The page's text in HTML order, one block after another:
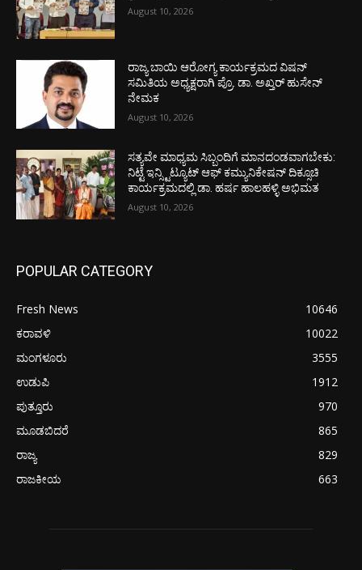
August 10, 2026
ರಾಜ್ಯ ಬಾಯಿ ಆರೋಗ್ಯ ಕಾರ್ಯಕ್ರಮದ ವಿಷನ್
ಸಮಿತಿಯ ಅಧ್ಯಕ್ಷರಾಗಿ ಪ್ರೊ. ಡಾ. ಅಖ್ತರ್ ಹುಸೇನ್
ನೇಮಕ
August 10, 2026
ಸತ್ಯವೇ ಮಾಧ್ಯಮ ಸಿಬ್ಬಂದಿಗೆ ಮಾನದಂಡವಾಗಬೇಕು:
ನಿಟ್ಟೆ ಇನ್ಸ್ಟಿಟ್ಯೂಟ್ ಆಫ್ ಕಮ್ಯುನಿಕೇಷನ್ ದಿಕ್ಸೂಚಿ
ಕಾರ್ಯಕ್ರಮದಲ್ಲಿ ಡಾ. ಹರ್ಷ ಹಾಲಹಳ್ಳಿ ಅಭಿಮತ
August 10, 2026
POPULAR CATEGORY
Fresh News
10646
ಕರಾವಳಿ
10022
ಮಂಗಳೂರು
3555
ಉಡುಪಿ
1912
ಪುತ್ತೂರು
970
ಮೂಡಬಿದರೆ
865
ರಾಜ್ಯ
829
ರಾಜಕೀಯ
663